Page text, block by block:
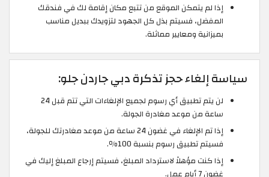
إذا لم يتمكن الموقع من تتبع مكان إقامة لك في فندقك
المفضل، فسيتم بذل كل الجهود لتزويدك ببديل مناسب
بميزانية ومعايير مماثلة.
سياسة إلغاء حجز تذكرة دبي جاردن جلو:
لن يتم تطبيق أي رسوم لجميع الإلغاءات التي تتم قبل 24
ساعة من موعد مغادرة الجولة.
إذا تم الإلغاء في غضون 24 ساعة من موعد مغادرتك للجولة،
فسيتم تطبيق رسوم بنسبة 100٪.
إذا كنت مؤهلاً لاسترداد المبلغ، فسيتم إرجاع المبلغ إليك في